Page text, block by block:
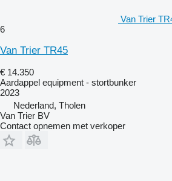
Van Trier
6
Van Trier TR45
€ 14.350
Aardappel equipment - stortbunker
2023
Nederland, Tholen
Van Trier BV
Contact opnemen met verkoper